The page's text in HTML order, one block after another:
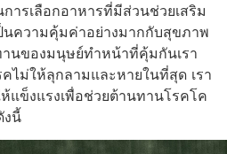
ารเลือกอาหารที่มีส่วนช่วยเสริม
นความคุ้มค่าอย่างมากกับสุขภาพ
นของมนุษย์ทำหน้าที่คุ้มกันเรา
ไม่ให้ลุกลามและหายในที่สุด เรา
แข็งแรงเพื่อช่วยต้านทานโรคโค
งนี้